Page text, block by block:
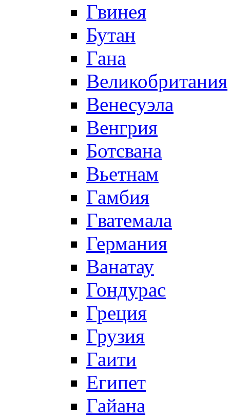
Гвинея
Бутан
Гана
Великобритания
Венесуэла
Венгрия
Ботсвана
Вьетнам
Гамбия
Гватемала
Германия
Ванатау
Гондурас
Греция
Грузия
Гаити
Египет
Гайана